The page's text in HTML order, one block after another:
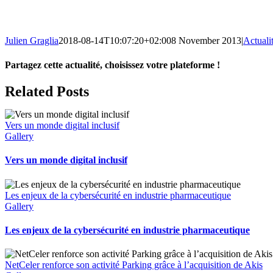
Julien Graglia2018-08-14T10:07:20+02:008 November 2013|
Partagez cette actualité, choisissez votre plateforme !
Facebook
X
LinkedIn
Tumblr
Email
Related Posts
Vers un monde digital inclusif
Gallery
Vers un monde digital inclusif
Les enjeux de la cybersécurité en industrie pharmaceutique
Gallery
Les enjeux de la cybersécurité en industrie pharmaceutique
NetCeler renforce son activité Parking grâce à l’acquisition de Akis